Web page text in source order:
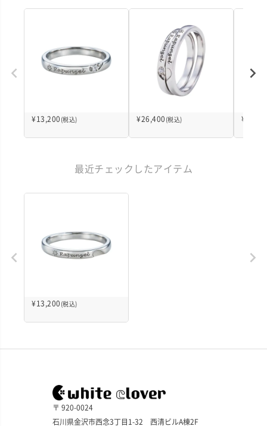
¥ 13,200 (税込) ¥26,400 (税込) ¥
最近チェックしたアイテム
¥ 13,200 (税込)
〒 920-0024
石川県金沢市西念3丁目1-32 西清ビルA棟2F